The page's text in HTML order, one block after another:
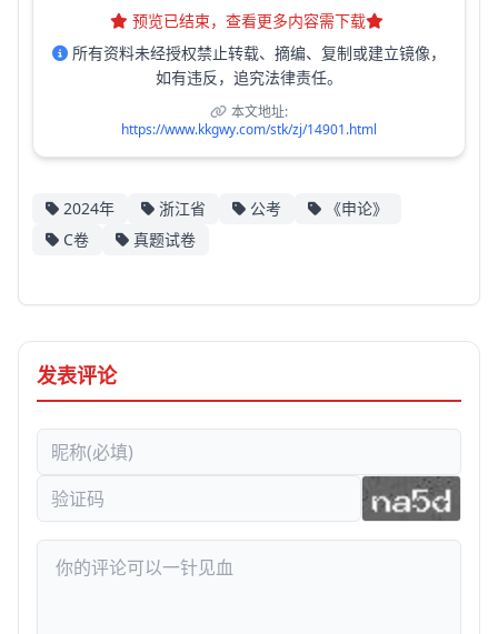
预览已结束，查看更多内容需下载
所有资料未经授权禁止转载、摘编、复制或建立镜像，
如有违反，追究法律责任。
本文地址:
https://www.kkgwy.com/stk/zj/14901.html
2024年 浙江省 公考
《申论》
C卷
真题试卷
发表评论